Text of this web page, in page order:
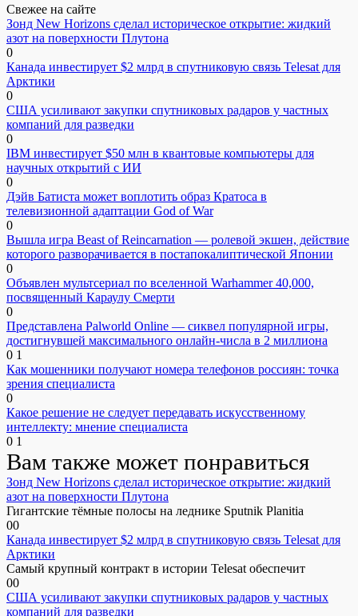
Свежее на сайте
Зонд New Horizons сделал историческое открытие: жидкий
азот на поверхности Плутона
0
Канада инвестирует $2 млрд в спутниковую связь Telesat для
Арктики
0
США усиливают закупки спутниковых радаров у частных
компаний для разведки
0
IBM инвестирует $50 млн в квантовые компьютеры для
научных открытий с ИИ
0
Дэйв Батиста может воплотить образ Кратоса в
телевизионной адаптации God of War
0
Вышла игра Beast of Reincarnation — ролевой экшен, действие
которого разворачивается в постапокалиптической Японии
0
Объявлен мультсериал по вселенной Warhammer 40,000,
посвященный Караулу Смерти
0
Представлена Palworld Online — сиквел популярной игры,
достигнувшей максимального онлайн-числа в 2 миллиона
0 1
Как мошенники получают номера телефонов россиян: точка
зрения специалиста
0
Какое решение не следует передавать искусственному
интеллекту: мнение специалиста
0 1
Вам также может понравиться
Зонд New Horizons сделал историческое открытие: жидкий
азот на поверхности Плутона
Гигантские тёмные полосы на леднике Sputnik Planitia
00
Канада инвестирует $2 млрд в спутниковую связь Telesat для
Арктики
Самый крупный контракт в истории Telesat обеспечит
00
США усиливают закупки спутниковых радаров у частных
компаний для разведки